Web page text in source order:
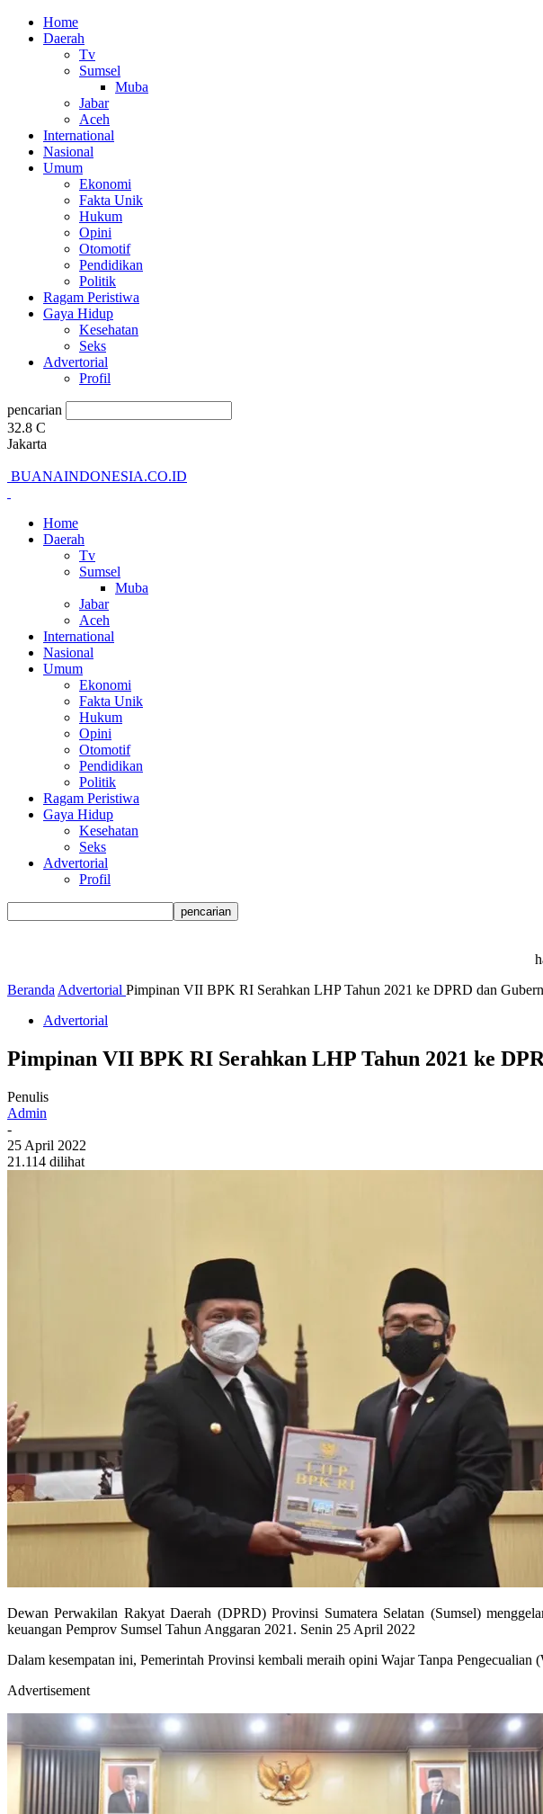
Home
Daerah
Tv
Sumsel
Muba
Jabar
Aceh
International
Nasional
Umum
Ekonomi
Fakta Unik
Hukum
Opini
Otomotif
Pendidikan
Politik
Ragam Peristiwa
Gaya Hidup
Kesehatan
Seks
Advertorial
Profil
pencarian
32.8 C
Jakarta
BUANAINDONESIA.CO.ID
Home
Daerah
Tv
Sumsel
Muba
Jabar
Aceh
International
Nasional
Umum
Ekonomi
Fakta Unik
Hukum
Opini
Otomotif
Pendidikan
Politik
Ragam Peristiwa
Gaya Hidup
Kesehatan
Seks
Advertorial
Profil
Beranda Advertorial Pimpinan VII BPK RI Serahkan LHP Tahun 2021 ke DPRD dan
Advertorial
Pimpinan VII BPK RI Serahkan LHP Tahun 2021 ke
Penulis
Admin
-
25 April 2022
21.114 dilihat
Dewan Perwakilan Rakyat Daerah (DPRD) Provinsi Sumatera Selatan (Sumsel)
keuangan Pemprov Sumsel Tahun Anggaran 2021. Senin 25 April 2022
Dalam kesempatan ini, Pemerintah Provinsi kembali meraih opini Wajar Tanpa
Advertisement